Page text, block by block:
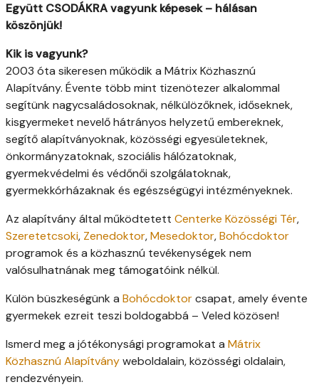
Együtt CSODÁKRA vagyunk képesek – hálásan
köszönjük!
Kik is vagyunk?
2003 óta sikeresen működik a Mátrix Közhasznú
Alapítvány. Évente több mint tizenötezer alkalommal
segítünk nagycsaládosoknak, nélkülözőknek, időseknek,
kisgyermeket nevelő hátrányos helyzetű embereknek,
segítő alapítványoknak, közösségi egyesületeknek,
önkormányzatoknak, szociális hálózatoknak,
gyermekvédelmi és védőnői szolgálatoknak,
gyermekkórházaknak és egészségügyi intézményeknek.
Az alapítvány által működtetett Centerke Közösségi Tér,
Szeretetcsoki, Zenedoktor,Mesedoktor,Bohócdoktor
programok és a közhasznú tevékenységek nem
valósulhatnának meg támogatóink nélkül.
Külön büszkeségünk a Bohócdoktorcsapat, amely évente
gyermekek ezreit teszi boldogabbá – Veled közösen!
Ismerd meg a jótékonysági programokat a Mátrix
Közhasznú Alapítványweboldalain, közösségi oldalain,
rendezvényein.